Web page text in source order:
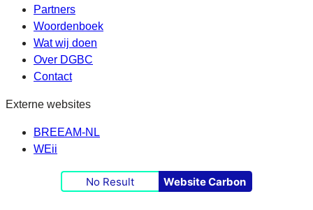
Partners
Woordenboek
Wat wij doen
Over DGBC
Contact
Externe websites
BREEAM-NL
WEii
No Result Website Carbon